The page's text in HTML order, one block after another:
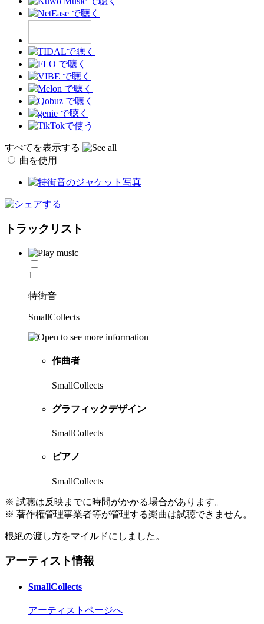
すべてを表示する
曲を使用
トラックリスト
1
特街音
SmallCollects
作曲者
SmallCollects
グラフィックデザイン
SmallCollects
ピアノ
SmallCollects
※ 試聴は反映までに時間がかかる場合があります。
※ 著作権管理事業者等が管理する楽曲は試聴できません。
根絶の渡し方をマイルドにしました。
アーティスト情報
SmallCollects
アーティストページへ